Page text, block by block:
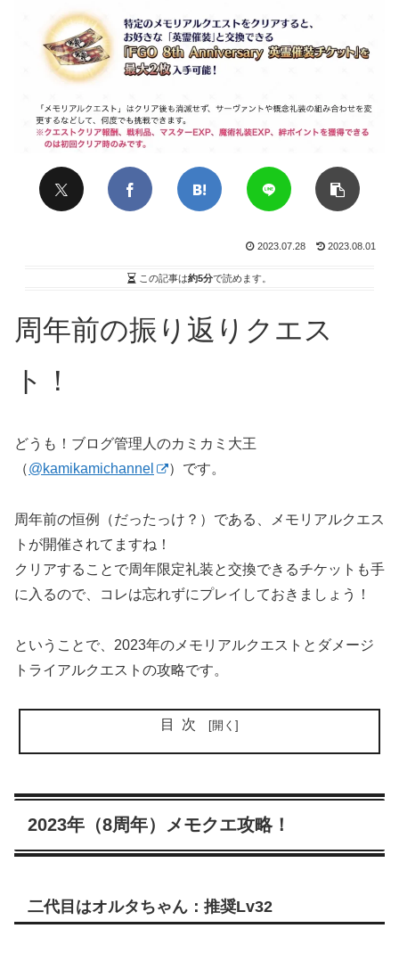
2023.07.28 2023.08.01
この記事は約5分で読めます。
周年前の振り返りクエス
ト！
どうも！ブログ管理人のカミカミ大王
（@kamikamichannel ）です。
周年前の恒例（だったっけ？）である、メモリアルクエス
トが開催されてますね！
クリアすることで周年限定礼装と交換できるチケットも手
に入るので、コレは忘れずにプレイしておきましょう！
ということで、2023年のメモリアルクエストとダメージ
トライアルクエストの攻略です。
目次
2023年（8周年）メモクエ攻略！
二代目はオルタちゃん：推奨Lv32